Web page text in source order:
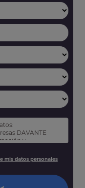
DAVANTE
y
sus datos,
en nuestra
mis datos personales